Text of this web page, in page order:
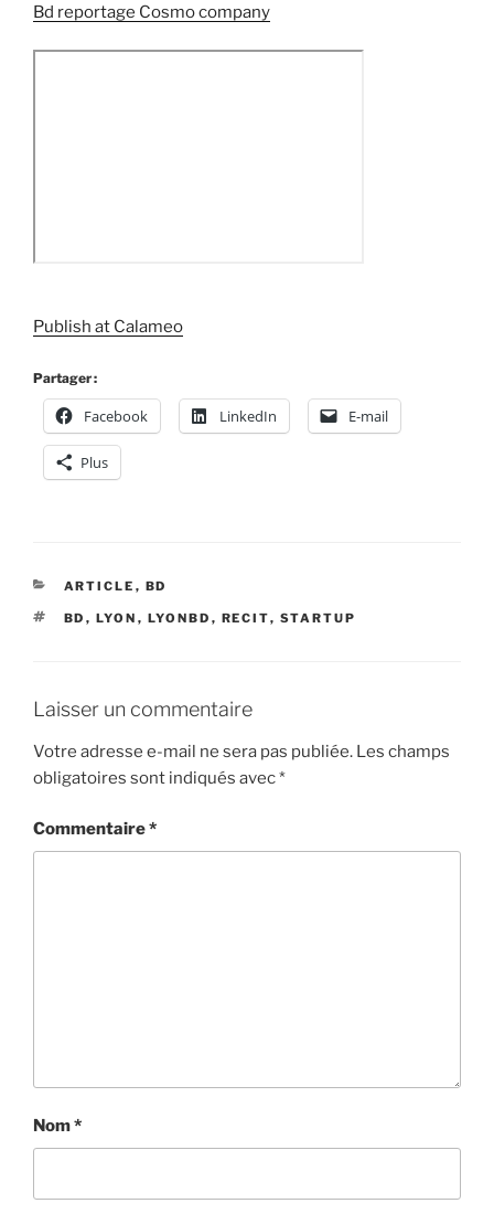
Bd reportage Cosmo company
Publish at Calameo
Partager :
Facebook LinkedIn E-mail
Plus
CATÉGORIES
ARTICLE , BD
ÉTIQUETTES
BD , LYON , LYONBD , RECIT, STARTUP
Laisser un commentaire
Votre adresse e-mail ne sera pas publiée. Les champs
obligatoires sont indiqués avec*
Commentaire*
Nom*